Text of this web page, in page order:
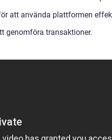
att använda plattformen
genomföra transaktioner.